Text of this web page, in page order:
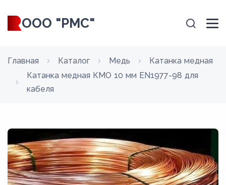
ООО "РМС"
Главная Каталог Медь
Катанка медная
Катанка медная КМО 10 мм EN1977-98 для
кабеля